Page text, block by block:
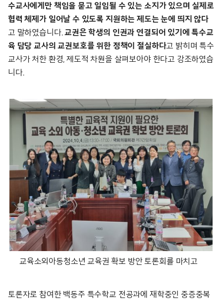
수교사에게만 책임을 묻고 일임될 수 있는 소지가 있으며 실제로
협력 체제가 일어날 수 있도록 지원하는 제도는 눈에 띄지 않다
고 말하였습니다.교권은 학생의 인권과 연결되어 있기에 특수교
육 담당 교사의 교권보호를 위한 정책이 절실하다고 밝히며 특수
교사가 처한 환경, 제도적 차원을 살펴보아야 한다고 강조하였습
니다.
교육소외아동청소년 교육권 확보 방안 토론회를 마치고
토론자로 참여한 백동주 특수학교 전공과에 재학중인 중증중복